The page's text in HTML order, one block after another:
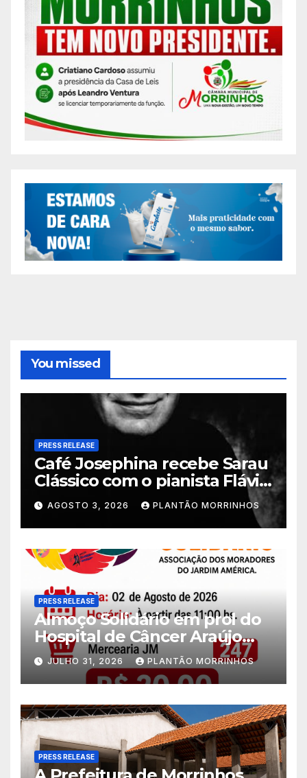
You missed
PRESS RELEASE
Café Josephina recebe Sarau
Clássico com o pianista Flávio
Varani nesta terça-feira
AGOSTO 3, 2026 PLANTÃO MORRINHOS
PRESS RELEASE
Almoço Solidário em prol do
Hospital de Câncer Araújo
Jorge é realizado no Jardim
América
JULHO 31, 2026 PLANTÃO MORRINHOS
PRESS RELEASE